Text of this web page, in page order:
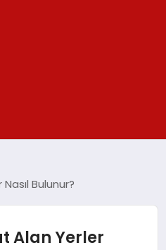
Bulunur?
Alan Yerler